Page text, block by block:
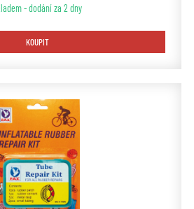
- dodání za 2 dny
KOUPIT